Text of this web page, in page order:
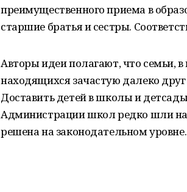
преимущественного приема в
старшие братья и сестры.
Авторы идеи полагают, что семьи,
находящихся зачастую далеко
Доставить детей в школы и
Администрации школ редко шли
решена на законодательном уровне.